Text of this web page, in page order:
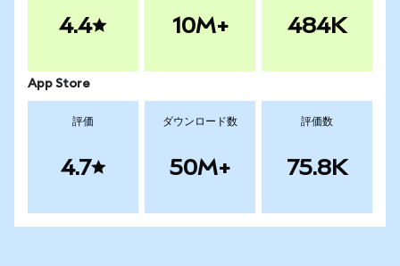
4.4 10M+ 484K
App Store
評価
4.7
ダウンロード数
50M+
評価数
75.8K